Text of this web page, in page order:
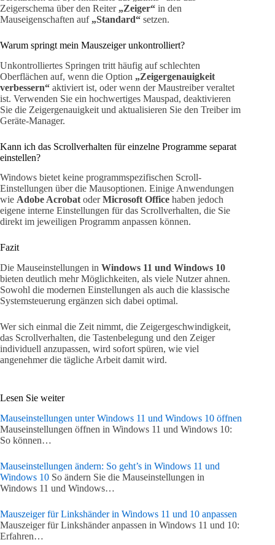
Zeigerschema über den Reiter „Zeiger“ in den
Mauseigenschaften auf „Standard“ setzen.
Warum springt mein Mauszeiger unkontrolliert?
Unkontrolliertes Springen tritt häufig auf schlechten
Oberflächen auf, wenn die Option „Zeigergenauigkeit
verbessern“ aktiviert ist, oder wenn der Maustreiber veraltet
ist. Verwenden Sie ein hochwertiges Mauspad, deaktivieren
Sie die Zeigergenauigkeit und aktualisieren Sie den Treiber im
Geräte-Manager.
Kann ich das Scrollverhalten für einzelne Programme separat
einstellen?
Windows bietet keine programmspezifischen Scroll-
Einstellungen über die Mausoptionen. Einige Anwendungen
wie Adobe AcrobatoderMicrosoft Office haben jedoch
eigene interne Einstellungen für das Scrollverhalten, die Sie
direkt im jeweiligen Programm anpassen können.
Fazit
Die Mauseinstellungen in Windows 11 und Windows 10
bieten deutlich mehr Möglichkeiten, als viele Nutzer ahnen.
Sowohl die modernen Einstellungen als auch die klassische
Systemsteuerung ergänzen sich dabei optimal.
Wer sich einmal die Zeit nimmt, die Zeigergeschwindigkeit,
das Scrollverhalten, die Tastenbelegung und den Zeiger
individuell anzupassen, wird sofort spüren, wie viel
angenehmer die tägliche Arbeit damit wird.
Lesen Sie weiter
Mauseinstellungen unter Windows 11 und Windows 10 öffnen
Mauseinstellungen öffnen in Windows 11 und Windows 10:
So können…
Mauseinstellungen ändern: So geht’s in Windows 11 und
Windows 10 So ändern Sie die Mauseinstellungen in
Windows 11 und Windows…
Mauszeiger für Linkshänder in Windows 11 und 10 anpassen
Mauszeiger für Linkshänder anpassen in Windows 11 und 10:
Erfahren…